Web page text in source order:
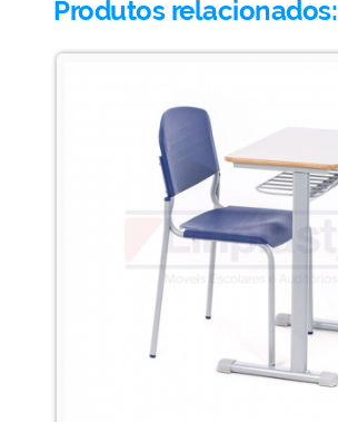
Produtos relacionados: